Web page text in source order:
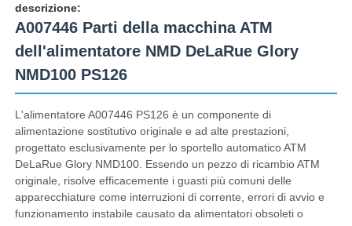
descrizione:
A007446 Parti della macchina ATM
dell'alimentatore NMD DeLaRue Glory
NMD100 PS126
L'alimentatore A007446 PS126 è un componente di
alimentazione sostitutivo originale e ad alte prestazioni,
progettato esclusivamente per lo sportello automatico ATM
DeLaRue Glory NMD100. Essendo un pezzo di ricambio ATM
originale, risolve efficacemente i guasti più comuni delle
apparecchiature come interruzioni di corrente, errori di avvio e
funzionamento instabile causato da alimentatori obsoleti o